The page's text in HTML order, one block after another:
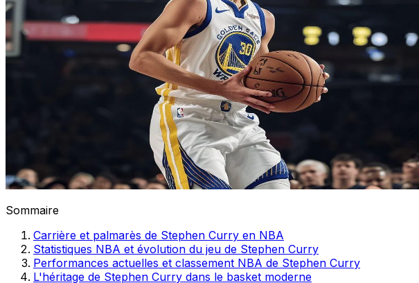
Sommaire
Carrière et palmarès de Stephen Curry en NBA
Statistiques NBA et évolution du jeu de Stephen Curry
Performances actuelles et classement NBA de Stephen Curry
L'héritage de Stephen Curry dans le basket moderne